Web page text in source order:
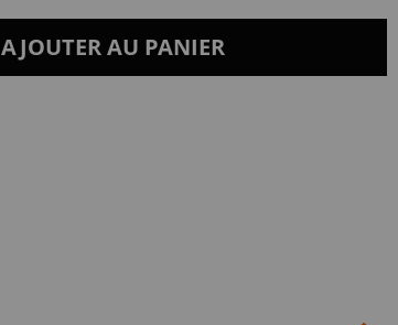
AJOUTER AU PANIER